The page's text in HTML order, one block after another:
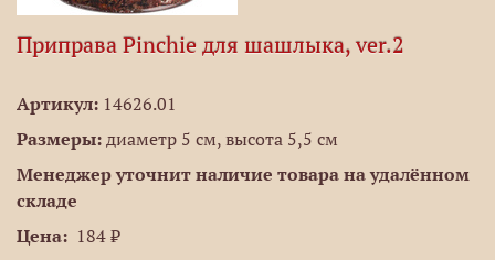
Приправа Pinchie для шашлыка, ver.2
Артикул: 14626.01
Размеры: диаметр 5 см, высота 5,5 см
Менеджер уточнит наличие товара на удалённом
складе
Цена: 184 ₽